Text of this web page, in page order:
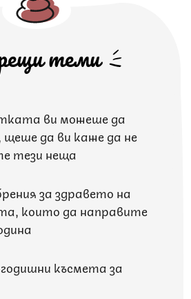
теми
ви можеше да
щеше да ви каже да не
тези неща
за здравето на
които да направите
късмета за